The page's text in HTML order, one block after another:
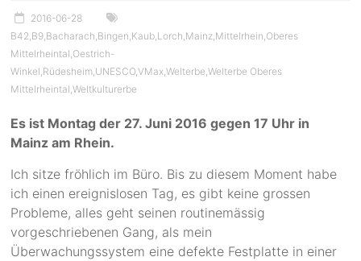
2016-06-28
B42,B9,Bacharach,Bingen,Kaub,Lorch,Mainz,Mittelrhein,Oberes
Mittelrheintal,Oestrich-
Winkel,Rüdesheim,UNESCO,VMax,Welterbe,Welterbe Oberes
Mittelrheintal,Weltkulturerbe
Es ist Montag der 27. Juni 2016 gegen 17 Uhr in
Mainz am Rhein.
Ich sitze fröhlich im Büro. Bis zu diesem Moment habe
ich einen ereignislosen Tag, es gibt keine grossen
Probleme, alles geht seinen routinemässig
vorgeschriebenen Gang, als mein
Überwachungssystem eine defekte Festplatte in einer